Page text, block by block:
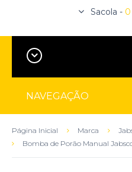
Sacola -
NAVEGAÇÃO
Página Inicial Marca
Bomba de Porão Manual